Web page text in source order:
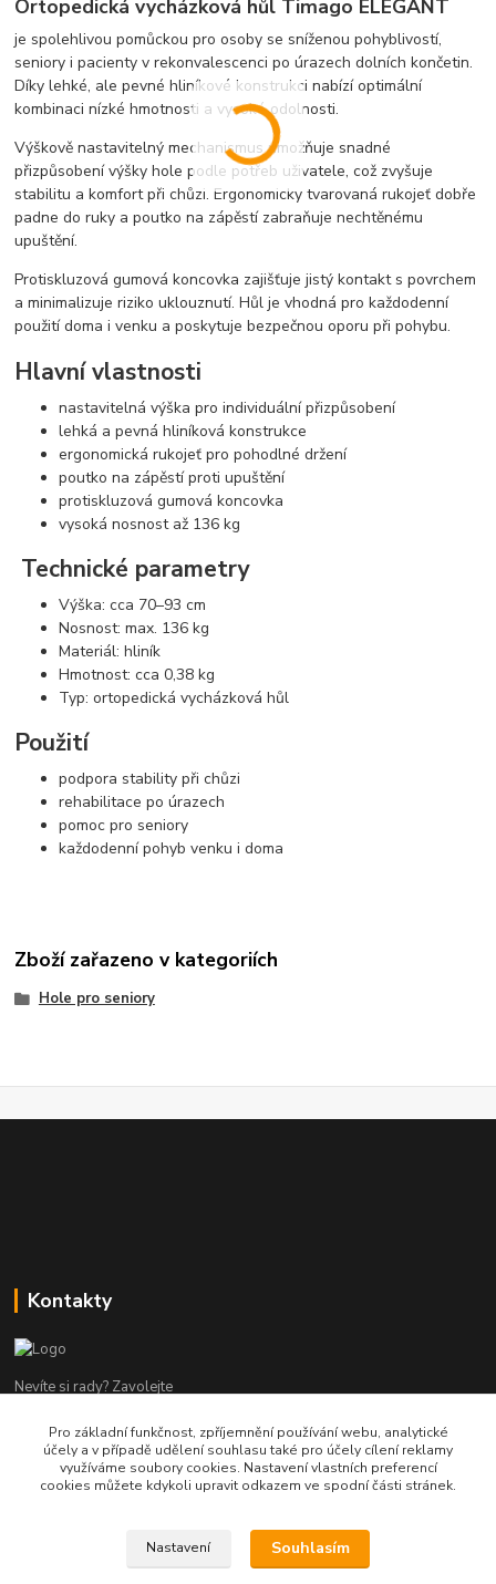
Ortopedická vycházková hůl Timago ELEGANT
je spolehlivou pomůckou pro osoby se sníženou pohyblivostí,
seniory i pacienty v rekonvalescenci po úrazech dolních končetin.
Díky lehké, ale pevné hliníkové konstrukci nabízí optimální
kombinaci nízké hmotnosti a vysoké odolnosti.
Výškově nastavitelný mechanismus umožňuje snadné
přizpůsobení výšky hole podle potřeb uživatele, což zvyšuje
stabilitu a komfort při chůzi. Ergonomicky tvarovaná rukojeť dobře
padne do ruky a poutko na zápěstí zabraňuje nechtěnému
upuštění.
Protiskluzová gumová koncovka zajišťuje jistý kontakt s povrchem
a minimalizuje riziko uklouznutí. Hůl je vhodná pro každodenní
použití doma i venku a poskytuje bezpečnou oporu při pohybu.
Hlavní vlastnosti
nastavitelná výška pro individuální přizpůsobení
lehká a pevná hliníková konstrukce
ergonomická rukojeť pro pohodlné držení
poutko na zápěstí proti upuštění
protiskluzová gumová koncovka
vysoká nosnost až 136 kg
Technické parametry
Výška: cca 70–93 cm
Nosnost: max. 136 kg
Materiál: hliník
Hmotnost: cca 0,38 kg
Typ: ortopedická vycházková hůl
Použití
podpora stability při chůzi
rehabilitace po úrazech
pomoc pro seniory
každodenní pohyb venku i doma
Zboží zařazeno v kategoriích
Hole pro seniory
Kontakty
Nevíte si rady? Zavolejte
tel:+420 602960000
8-19 Po Pá
Pro základní funkčnost, zpříjemnění používání webu, analytické
účely a v případě udělení souhlasu také pro účely cílení reklamy
využíváme soubory cookies. Nastavení vlastních preferencí
cookies můžete kdykoli upravit odkazem ve spodní části stránek.
Nastavení Souhlasím